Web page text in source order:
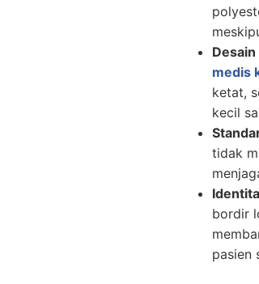
medis
ketat,
kecil
tidak
bordir
pasien